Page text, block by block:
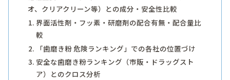
オ、クリアクリーン等）との成分・安全性比較
界面活性剤・フッ素・研磨剤の配合有無・配合量比
較
「歯磨き粉 危険ランキング」での各社の位置づけ
安全な歯磨き粉ランキング（市販・ドラッグスト
ア）とのクロス分析